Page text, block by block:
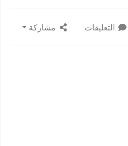
التعليقات مشاركة